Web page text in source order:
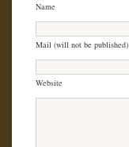
Name
Mail (will not be published)
Website